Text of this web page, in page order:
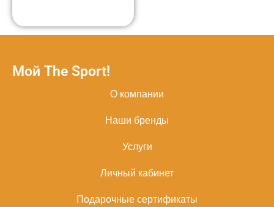
Мой The Sport!
О компании
Наши бренды
Услуги
Личный кабинет
Подарочные сертификаты